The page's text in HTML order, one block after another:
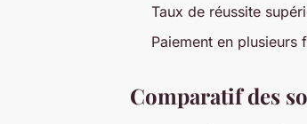
Taux de réussite
Paiement en plusieurs
Comparatif des